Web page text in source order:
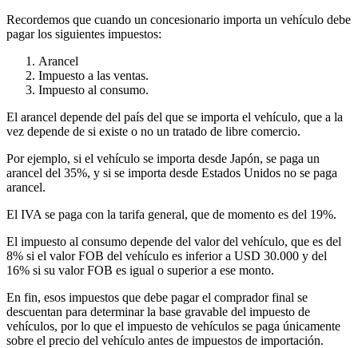
Recordemos que cuando un concesionario importa un vehículo debe
pagar los siguientes impuestos:
Arancel
Impuesto a las ventas.
Impuesto al consumo.
El arancel depende del país del que se importa el vehículo, que a la
vez depende de si existe o no un tratado de libre comercio.
Por ejemplo, si el vehículo se importa desde Japón, se paga un
arancel del 35%, y si se importa desde Estados Unidos no se paga
arancel.
El IVA se paga con la tarifa general, que de momento es del 19%.
El impuesto al consumo depende del valor del vehículo, que es del
8% si el valor FOB del vehículo es inferior a USD 30.000 y del
16% si su valor FOB es igual o superior a ese monto.
En fin, esos impuestos que debe pagar el comprador final se
descuentan para determinar la base gravable del impuesto de
vehículos, por lo que el impuesto de vehículos se paga únicamente
sobre el precio del vehículo antes de impuestos de importación.